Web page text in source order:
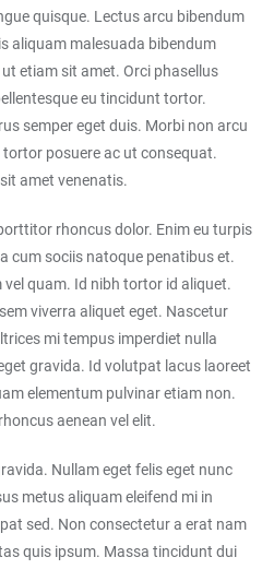
quisque. Lectus arcu bibendum
aliquam malesuada bibendum
etiam sit amet. Orci phasellus
eu tincidunt tortor.
semper eget duis. Morbi non arcu
posuere ac ut consequat.
amet venenatis.
rhoncus dolor. Enim eu turpis
cum sociis natoque penatibus et.
quam. Id nibh tortor id aliquet.
viverra aliquet eget. Nascetur
mi tempus imperdiet nulla
gravida. Id volutpat lacus laoreet
elementum pulvinar etiam non.
aenean vel elit.
Nullam eget felis eget nunc
metus aliquam eleifend mi in
sed. Non consectetur a erat nam
quis ipsum. Massa tincidunt dui